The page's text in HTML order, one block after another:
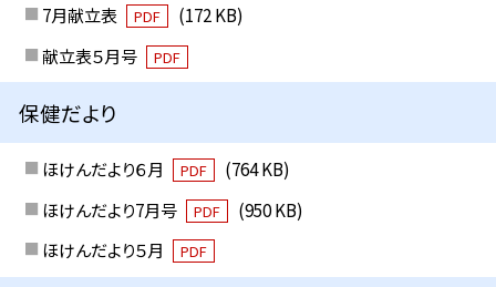
7月献立表
PDF
(172 KB)
献立表５月号
PDF
保健だより
ほけんだより６月 PDF
(764 KB)
ほけんだより7月号
PDF
(950 KB)
ほけんだより５月
PDF